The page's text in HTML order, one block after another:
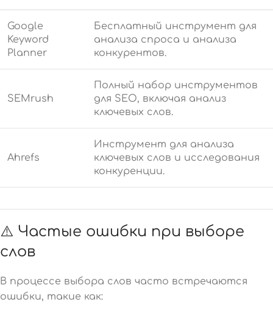
Google
Keyword
Planner
Бесплатный инструмент для
анализа спроса и анализа
конкурентов.
SEMrush
Полный набор инструментов
для SEO, включая анализ
ключевых слов.
Ahrefs
Инструмент для анализа
ключевых слов и исследования
конкуренции.
⚠️ Частые ошибки при выборе
слов
В процессе выбора слов часто встречаются
ошибки, такие как: